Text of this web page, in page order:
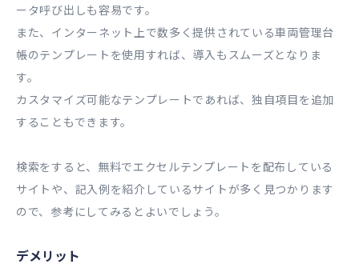
ータ呼び出しも容易です。
また、インターネット上で数多く提供されている車両管理台
帳のテンプレートを使用すれば、導入もスムーズとなりま
す。
カスタマイズ可能なテンプレートであれば、独自項目を追加
することもできます。
検索をすると、無料でエクセルテンプレートを配布している
サイトや、記入例を紹介しているサイトが多く見つかります
ので、参考にしてみるとよいでしょう。
デメリット